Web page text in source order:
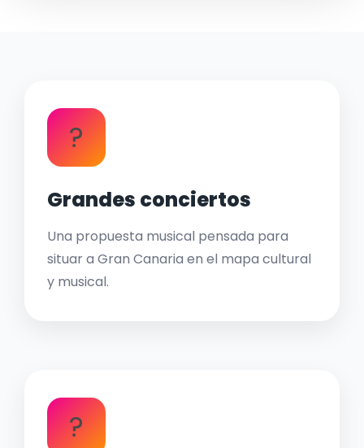
?
Grandes conciertos
Una propuesta musical pensada para
situar a Gran Canaria en el mapa cultural
y musical.
?